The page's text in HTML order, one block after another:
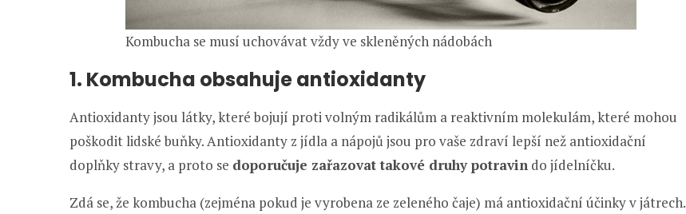
Kombucha se musí uchovávat vždy ve skleněných nádobách
1. Kombucha obsahuje antioxidanty
Antioxidanty jsou látky, které bojují proti volným radikálům a reaktivním molekulám, které mohou
poškodit lidské buňky. Antioxidanty z jídla a nápojů jsou pro vaše zdraví lepší než antioxidační
doplňky stravy, a proto se doporučuje zařazovat takové druhy potravin do jídelníčku.
Zdá se, že kombucha (zejména pokud je vyrobena ze zeleného čaje) má antioxidační účinky v játrech.